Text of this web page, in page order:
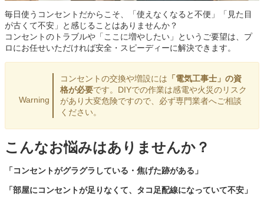
毎日使うコンセントだからこそ、「使えなくなると不便」「見た目
が古くて不安」と感じることはありませんか？
コンセントのトラブルや「ここに増やしたい」というご要望は、プ
ロにお任せいただければ安全・スピーディーに解決できます。
Warning
コンセントの交換や増設には 「電気工事士」の資
格が必要です。DIYでの作業は感電や火災のリスク
があり大変危険ですので、必ず専門業者へご相談
ください。
こんなお悩みはありませんか？
「コンセントがグラグラしている・焦げた跡がある」
「部屋にコンセントが足りなくて、タコ足配線になっていて不安」